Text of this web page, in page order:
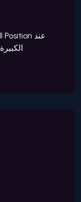
التنقل في مشاريع Inertia الكبيرة